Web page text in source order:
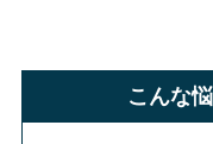
こんな